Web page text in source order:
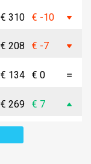
€ 310 € -10
€ 208 € -7
€ 134 € 0
€ 269 € 7